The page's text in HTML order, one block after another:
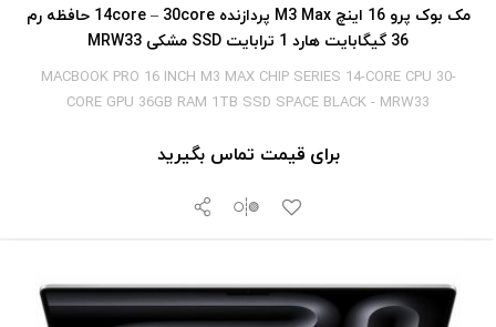
مک بوک پرو 16 اینچ M3 Max پردازنده 14core – 30core حافظه رم
36 گیگابایت هارد 1 ترابایت SSD مشکی MRW33
MACBOOK PRO 16 INCH M3 MAX CHIP SERIES 14-CORE CPU 30-
CORE GPU 36GB RAM 1TB SSD SPACE BLACK - MRW33
برای قیمت تماس بگیرید